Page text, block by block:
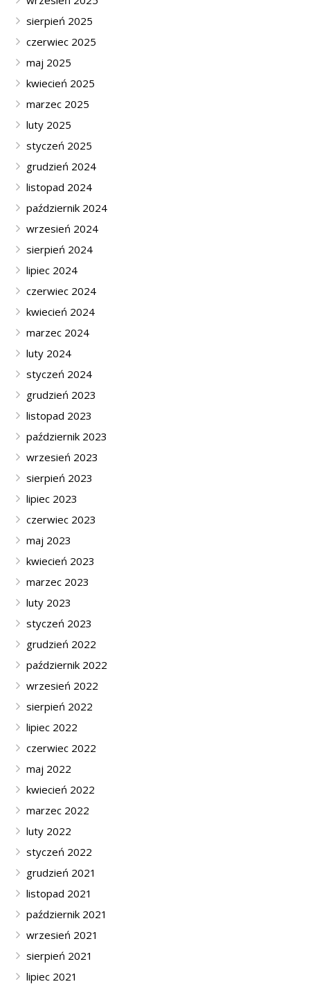
sierpień 2025
czerwiec 2025
maj 2025
kwiecień 2025
marzec 2025
luty 2025
styczeń 2025
grudzień 2024
listopad 2024
październik 2024
wrzesień 2024
sierpień 2024
lipiec 2024
czerwiec 2024
kwiecień 2024
marzec 2024
luty 2024
styczeń 2024
grudzień 2023
listopad 2023
październik 2023
wrzesień 2023
sierpień 2023
lipiec 2023
czerwiec 2023
maj 2023
kwiecień 2023
marzec 2023
luty 2023
styczeń 2023
grudzień 2022
październik 2022
wrzesień 2022
sierpień 2022
lipiec 2022
czerwiec 2022
maj 2022
kwiecień 2022
marzec 2022
luty 2022
styczeń 2022
grudzień 2021
listopad 2021
październik 2021
wrzesień 2021
sierpień 2021
lipiec 2021